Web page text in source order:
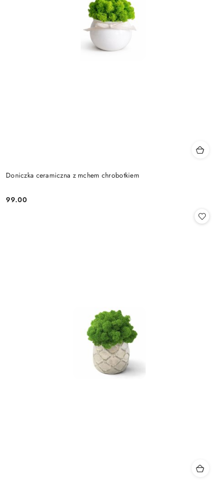
Doniczka ceramiczna z mchem chrobotkiem
Cena:
99.00